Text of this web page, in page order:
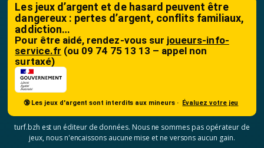
Les jeux d’argent et de hasard peuvent être
dangereux : pertes d’argent, conflits familiaux,
addiction…
Pour être aidé, rendez-vous sur joueurs-info-
service.fr (ou 09 74 75 13 13 – appel non
surtaxé)
🔞 Les jeux d'argent sont interdits aux mineurs · Évaluez votre jeu
turf.bzh est un éditeur de données. Nous ne sommes pas opérateur de
jeux, nous n'encaissons aucune mise et ne versons aucun gain.